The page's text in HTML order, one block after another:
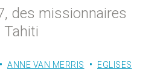
des missionnaires
Tahiti
ANNE VAN MERRIS
EGLISES